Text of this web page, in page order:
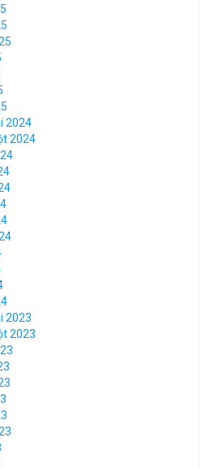
2024
2024
2023
2023